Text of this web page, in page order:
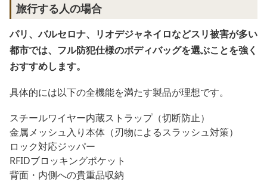
旅行する人の場合
パリ、バルセロナ、リオデジャネイロなどスリ被害が多い
都市では、フル防犯仕様のボディバッグを選ぶことを強く
おすすめします。
具体的には以下の全機能を満たす製品が理想です。
スチールワイヤー内蔵ストラップ（切断防止）
金属メッシュ入り本体（刃物によるスラッシュ対策）
ロック対応ジッパー
RFIDブロッキングポケット
背面・内側への貴重品収納